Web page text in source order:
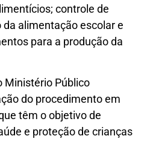
controle de
alimentação escolar e
para a produção da
Ministério Público
do procedimento em
têm o objetivo de
e proteção de crianças